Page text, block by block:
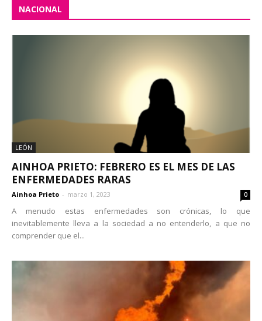
NACIONAL
LEÓN
AINHOA PRIETO: FEBRERO ES EL MES DE LAS
ENFERMEDADES RARAS
Ainhoa Prieto - marzo 1, 2023 0
A menudo estas enfermedades son crónicas, lo que
inevitablemente lleva a la sociedad a no entenderlo, a que no
comprender que el...